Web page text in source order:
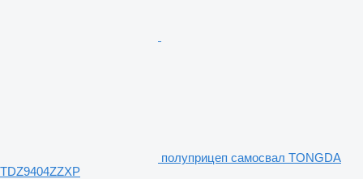
полуприцеп самосвал TONGDA
TDZ9404ZZXP